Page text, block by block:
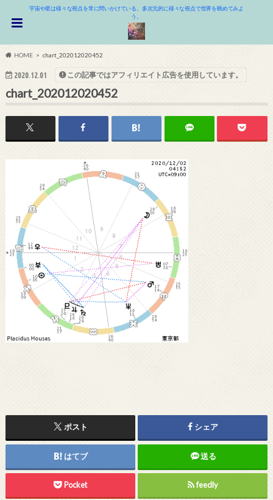
宇宙や星は様々な視点を常に問いかけている。多次元的に様々な視点で世界を眺めてみよ
う。
HOME chart_202012020452
2020.12.01 この記事ではアフィリエイト広告を使用しています。
chart_202012020452
ポスト シェア
はてブ 送る
Pocket feedly